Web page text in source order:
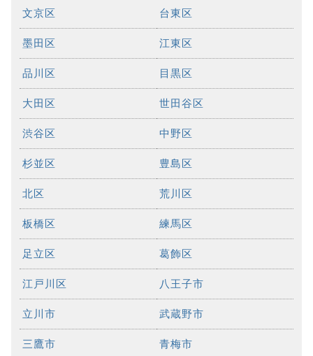
文京区 台東区
墨田区 江東区
品川区 目黒区
大田区 世田谷区
渋谷区 中野区
杉並区 豊島区
北区 荒川区
板橋区 練馬区
足立区 葛飾区
江戸川区 八王子市
立川市 武蔵野市
三鷹市 青梅市